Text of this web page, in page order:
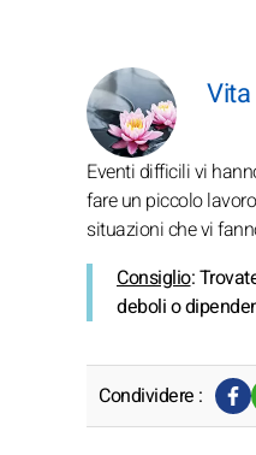
Eventi difficili vi
fare un piccolo
situazioni che vi
Consiglio:
deboli o
Condividere :